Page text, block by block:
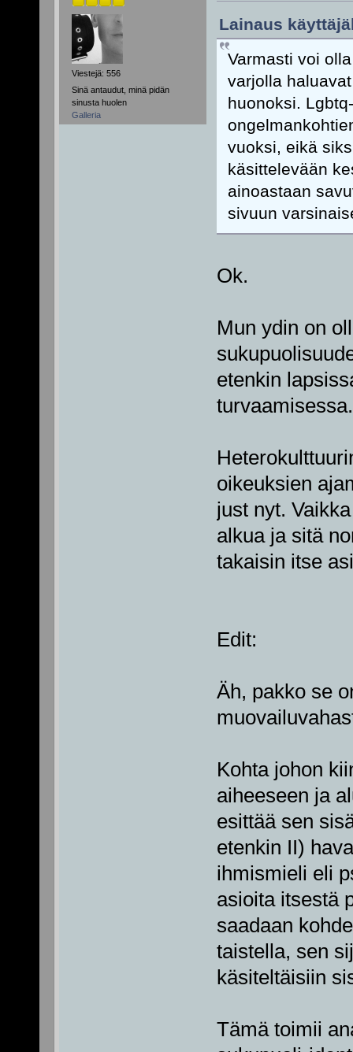
Viestejä: 556
Sinä antaudut, minä pidän
sinusta huolen
Galleria
Lainaus
Varmasti voi
varjolla
huonoksi.
vuoksi, eikä
käsittelevään
ainoastaan
sivuun
Ok.
Mun ydin on
etenkin
turvaamisessa.
oikeuksien
just nyt.
alkua ja sitä
takaisin itse
Edit:
Äh, pakko se
Kohta johon
aiheeseen ja
esittää sen
etenkin II)
ihmismieli eli
asioita itsestä
saadaan
taistella, sen
käsiteltäisiin
Tämä toimii